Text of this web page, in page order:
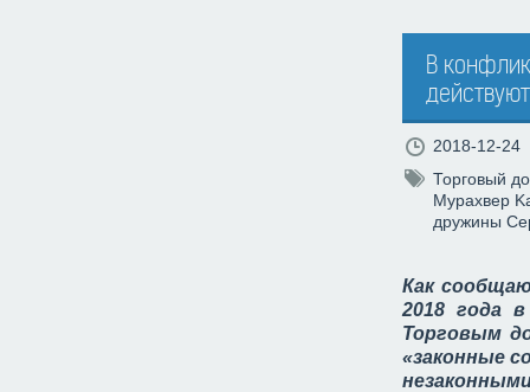
В
2018-12-24
Торговый
Мурахвер
дружины
Как
2018 года
Торговым
«законные